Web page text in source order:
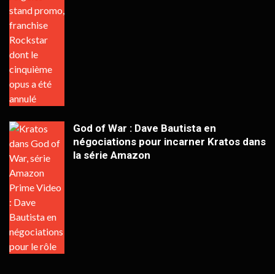
God of War : Dave Bautista en
négociations pour incarner Kratos dans
la série Amazon